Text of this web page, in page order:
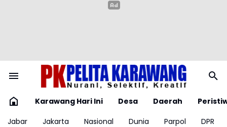
Karawang Hari Ini Desa Daerah
Jabar
Jakarta Nasional Dunia Parpol
DPR